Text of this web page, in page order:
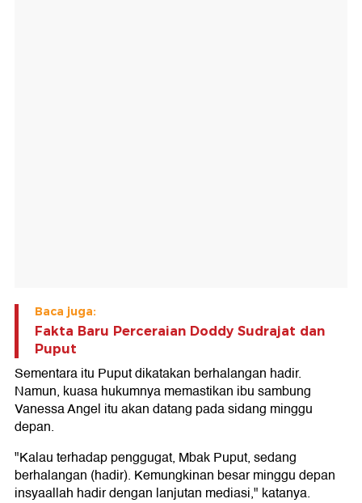
Baca juga:
Fakta Baru Perceraian Doddy Sudrajat dan
Puput
Sementara itu Puput dikatakan berhalangan hadir.
Namun, kuasa hukumnya memastikan ibu sambung
Vanessa Angel itu akan datang pada sidang minggu
depan.
"Kalau terhadap penggugat, Mbak Puput, sedang
berhalangan (hadir). Kemungkinan besar minggu depan
insyaallah hadir dengan lanjutan mediasi," katanya.